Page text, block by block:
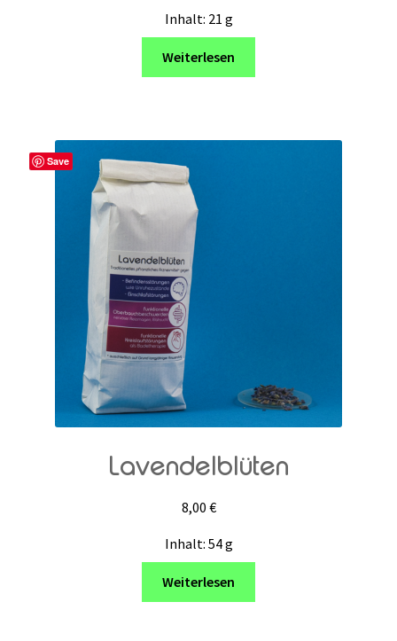
Inhalt: 21 g
Weiterlesen
Save
Lavendelblüten
8,00 €
Inhalt: 54g
Weiterlesen